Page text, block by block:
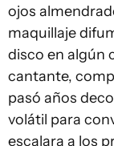
ojos
maquillaje
disco en algún
cantante,
pasó años
volátil para
escalara a los